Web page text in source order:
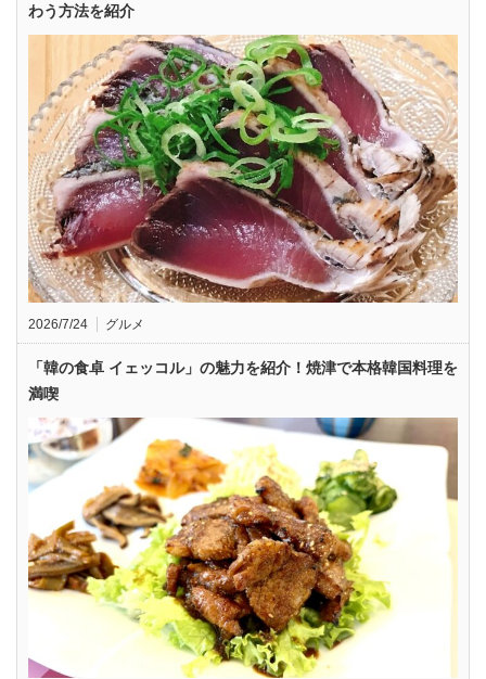
わう方法を紹介
2026/7/24 グルメ
「韓の食卓 イェッコル」の魅力を紹介！焼津で本格韓国料理を
満喫